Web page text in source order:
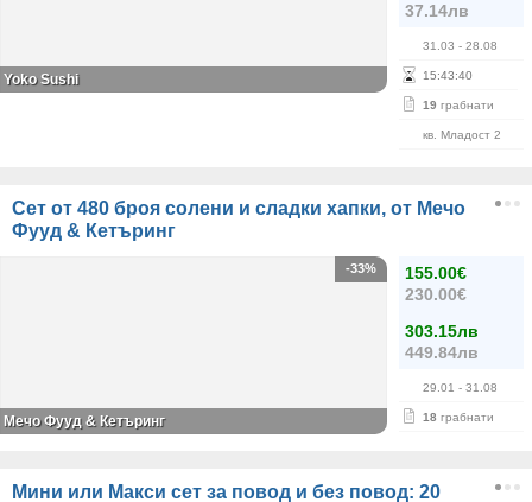
37.14лв
31.03 - 28.08
15:43:40
19 грабнати
кв. Младост 2
Yoko Sushi
Сет от 480 броя солени и сладки хапки, от Мечо
Фууд & Кетъринг
155.00€
230.00€
303.15лв
449.84лв
29.01 - 31.08
18 грабнати
-33%
Мечо Фууд & Кетъринг
Мини или Макси сет за повод и без повод: 20